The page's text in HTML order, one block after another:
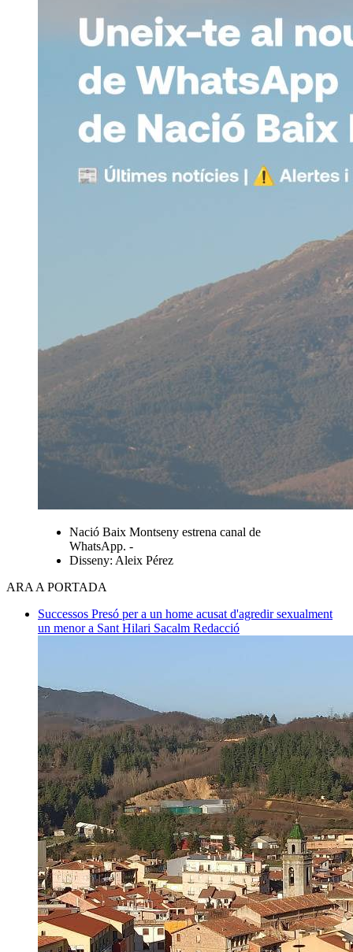
Nació Baix Montseny estrena canal de
WhatsApp. -
Disseny: Aleix Pérez
ARA A PORTADA
Successos Presó per a un home acusat d'agredir sexualment
un menor a Sant Hilari Sacalm Redacció